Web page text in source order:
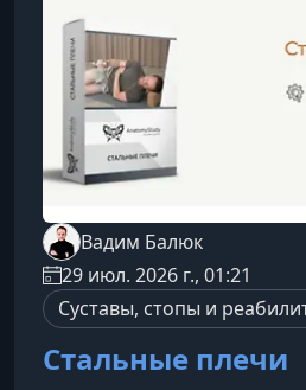
контроля движения у
На курсе рассматриваются
Вадим Балюк
29 июл. 2026 г., 01:21
Суставы, стопы и
Стальные плечи